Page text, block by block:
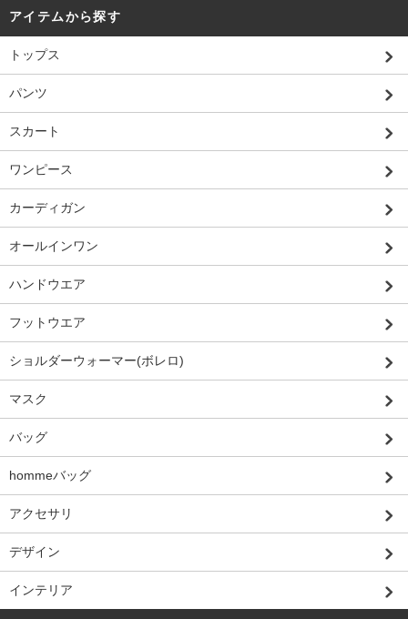
アイテムから探す
トップス
パンツ
スカート
ワンピース
カーディガン
オールインワン
ハンドウエア
フットウエア
ショルダーウォーマー(ボレロ)
マスク
バッグ
hommeバッグ
アクセサリ
デザイン
インテリア